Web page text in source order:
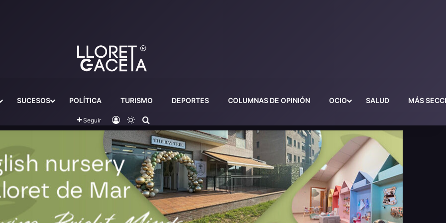
SUCESOS POLÍTICA TURISMO DEPORTES COLUMNAS DE OPINIÓN OCIO SALUD MÁS
Seguir Iniciar sesión
Switch skin